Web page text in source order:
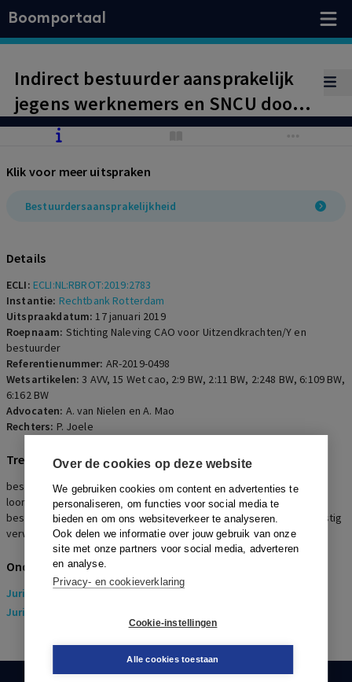
Over de cookies op deze website
We gebruiken cookies om content en advertenties te
personaliseren, om functies voor social media te
bieden en om ons websiteverkeer te analyseren.
Ook delen we informatie over jouw gebruik van onze
site met onze partners voor social media, adverteren
en analyse.
Privacy- en cookieverklaring
Cookie-instellingen
Alle cookies toestaan
Boomportaal
Indirect bestuurder aansprakelijk
jegens werknemers en SNCU door
onrechtmatig handelen wegens
uit de cao voor Uitzendkrachten na
faillissement vennootschap.
Klik voor meer uitspraken
Bestuurdersaansprakelijkheid
Details
ECLI: ECLI:NL:RBROT:2019:2783
Instantie: Rechtbank Rotterdam
Uitspraakdatum:17 januari 2019
Roepnaam: Stichting Naleving CAO voor Uitzendkrachten/Y en
bestuurder
Referentienummer: AR-2019-0498
Wetsartikelen:3 AVV,15 Wet cao, 2:9 BW, 2:11 BW, 2:248 BW, 6:109 BW,
6:162 BW
Advocaten: A. van Nielen en A. Mao
Rechters: P. Joele
Trefwoorden
bestuurdersaansprakelijkheid, SNCU, niet-nakoming
loonverplichtingen uit cao, cao voor Uitzendkrachten, indirect
bestuurder aansprakelijk, onrechtmatige daad, persoonlijk en ernstig
verwijt
Onderwerpen
Juridisch> Arbeidsrecht
Juridisch